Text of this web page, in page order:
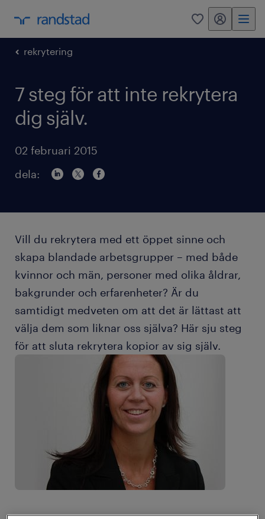
0 mitt randstad
rekrytering
7 steg för att inte rekrytera
dig själv.
02 februari 2015
dela:
Vill du rekrytera med ett öppet sinne och
skapa blandade arbetsgrupper – med både
kvinnor och män, personer med olika åldrar,
bakgrunder och erfarenheter? Är du
samtidigt medveten om att det är lättast att
välja dem som liknar oss själva? Här sju steg
för att sluta rekrytera kopior av sig själv.